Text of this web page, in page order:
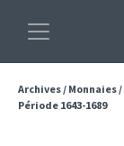
Archives/ Monnaies/
Période 1643-1689